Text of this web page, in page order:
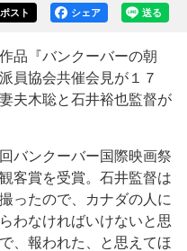
送る
シェア
ポスト
品『バンクーバーの朝
員協会共催会見が１７
夫木聡と石井裕也監督が
バンクーバー国際映画祭
客賞を受賞。石井監督は
ったので、カナダの人に
わなければいけないと思
、報われた、と思えてほ